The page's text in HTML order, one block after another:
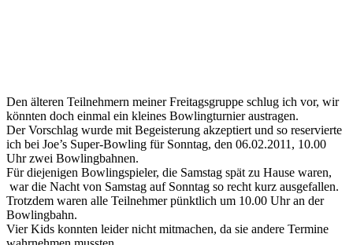
Den älteren Teilnehmern meiner Freitagsgruppe schlug ich vor, wir
könnten doch einmal ein kleines Bowlingturnier austragen.
Der Vorschlag wurde mit Begeisterung akzeptiert und so reservierte
ich bei Joe’s Super-Bowling für Sonntag, den 06.02.2011, 10.00
Uhr zwei Bowlingbahnen.
Für diejenigen Bowlingspieler, die Samstag spät zu Hause waren,
war die Nacht von Samstag auf Sonntag so recht kurz ausgefallen.
Trotzdem waren alle Teilnehmer pünktlich um 10.00 Uhr an der
Bowlingbahn.
Vier Kids konnten leider nicht mitmachen, da sie andere Termine